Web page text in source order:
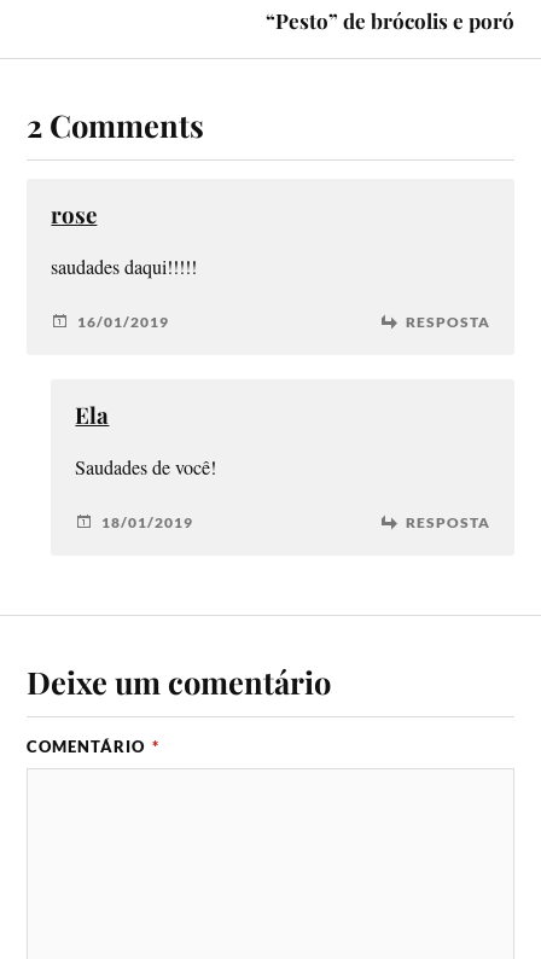
“Pesto” de brócolis e poró
2 Comments
rose
saudades daqui!!!!!
16/01/2019 RESPOSTA
Ela
Saudades de você!
18/01/2019 RESPOSTA
Deixe um comentário
COMENTÁRIO *